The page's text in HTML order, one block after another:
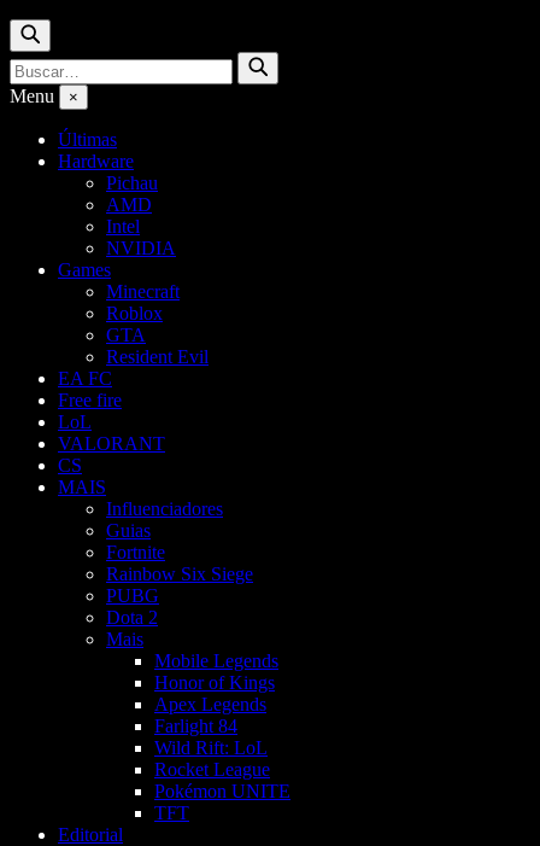
Buscar
Buscar
por:
Buscar
Menu ×
Últimas
Hardware
Pichau
AMD
Intel
NVIDIA
Games
Minecraft
Roblox
GTA
Resident Evil
EA FC
Free fire
LoL
VALORANT
CS
MAIS
Influenciadores
Guias
Fortnite
Rainbow Six Siege
PUBG
Dota 2
Mais
Mobile Legends
Honor of Kings
Apex Legends
Farlight 84
Wild Rift: LoL
Rocket League
Pokémon UNITE
TFT
Editorial